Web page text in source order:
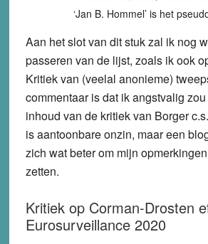
‘Jan B. Hommel’ is het
Aan het slot van dit stuk zal ik nog
passeren van de lijst, zoals ik ook
Kritiek van (veelal anonieme)
commentaar is dat ik angstvalig
inhoud van de kritiek van Borger
is aantoonbare onzin, maar een
zich wat beter om mijn
zetten.
Kritiek op Corman-Drosten
Eurosurveillance 2020